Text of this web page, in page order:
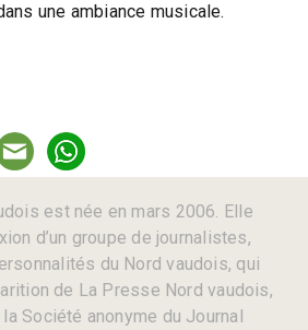
une ambiance musicale.
est née en mars 2006. Elle
d’un groupe de journalistes,
du Nord vaudois, qui
de La Presse Nord vaudois,
Société anonyme du Journal